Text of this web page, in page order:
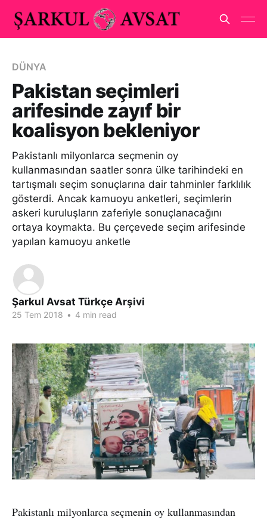
DÜNYA
Pakistan seçimleri
arifesinde zayıf bir
koalisyon bekleniyor
Pakistanlı milyonlarca seçmenin oy
kullanmasından saatler sonra ülke tarihindeki en
tartışmalı seçim sonuçlarına dair tahminler farklılık
gösterdi. Ancak kamuoyu anketleri, seçimlerin
askeri kuruluşların zaferiyle sonuçlanacağını
ortaya koymakta. Bu çerçevede seçim arifesinde
yapılan kamuoyu anketle
Şarkul Avsat Türkçe Arşivi
25 Tem 2018 • 4 min read
Pakistanlı milyonlarca seçmenin oy kullanmasından